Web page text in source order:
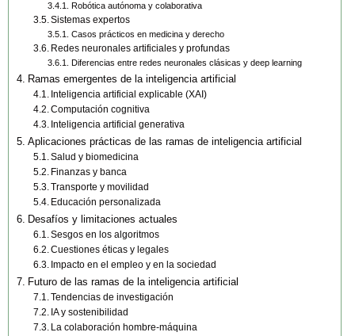
Robótica autónoma y colaborativa
Sistemas expertos
Casos prácticos en medicina y derecho
Redes neuronales artificiales y profundas
Diferencias entre redes neuronales clásicas y deep learning
Ramas emergentes de la inteligencia artificial
Inteligencia artificial explicable (XAI)
Computación cognitiva
Inteligencia artificial generativa
Aplicaciones prácticas de las ramas de inteligencia artificial
Salud y biomedicina
Finanzas y banca
Transporte y movilidad
Educación personalizada
Desafíos y limitaciones actuales
Sesgos en los algoritmos
Cuestiones éticas y legales
Impacto en el empleo y en la sociedad
Futuro de las ramas de la inteligencia artificial
Tendencias de investigación
IA y sostenibilidad
La colaboración hombre-máquina